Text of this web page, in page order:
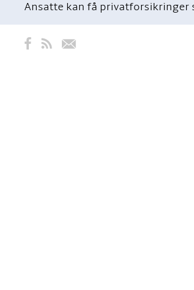
Ansatte kan få privatforsikringer